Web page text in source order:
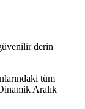
derin
tüm
Aralık